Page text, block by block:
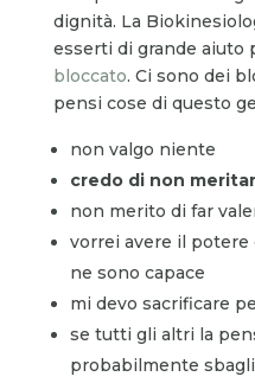
dignità. La
esserti di grande aiuto
bloccato. Ci sono dei
pensi cose di questo
non valgo niente
credo di non
non merito di far
vorrei avere il
ne sono capace
mi devo sacrificare
se tutti gli altri la
probabilmente